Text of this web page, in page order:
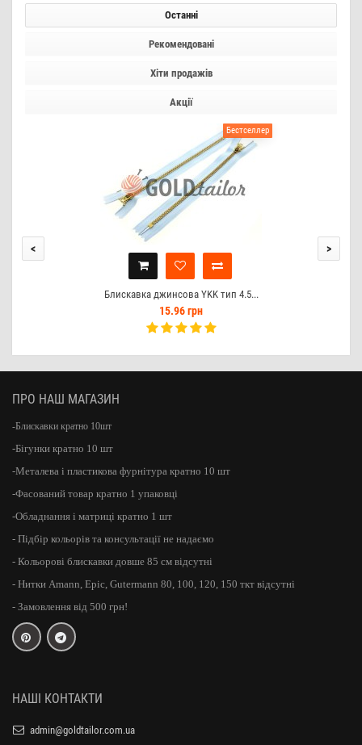
Останні
Рекомендовані
Хіти продажів
Акції
Бестселлер
Блискавка джинсова YKK тип 4.5...
15.96 грн
< >
ПРО НАШ МАГАЗИН
-Блискавки кратно 10шт
-Бігунки кратно 10 шт
-Металева і пластикова фурнітура кратно 10 шт
-Фасований товар кратно 1 упаковці
-Обладнання і матриці кратно 1 шт
- Підбір кольорів та консультації не надаємо
- Кольорові блискавки довше 85 см відсутні
- Нитки Amann, Epic, Gutermann 80, 100, 120, 150 ткт відсутні
- Замовлення від 500 грн!
НАШІ КОНТАКТИ
admin@goldtailor.com.ua